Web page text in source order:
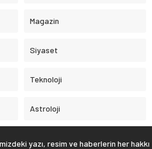
Magazin
Siyaset
Teknoloji
Astroloji
yazı, resim ve haberlerin her hakkı